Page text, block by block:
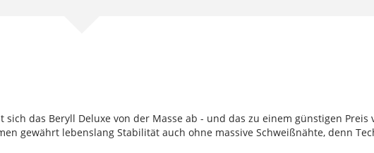
das Beryll Deluxe von der Masse ab - und das zu einem günstigen
gewährt lebenslang Stabilität auch ohne massive Schweißnähte, denn